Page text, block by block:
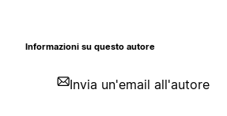
Informazioni su questo autore
Invia un'email all'autore